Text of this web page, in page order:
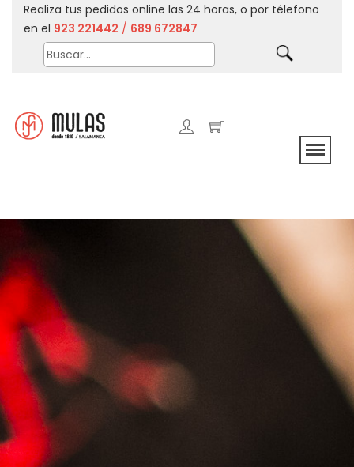
Realiza tus pedidos online las 24 horas, o por télefono
en el 923 221442 / 689 672847